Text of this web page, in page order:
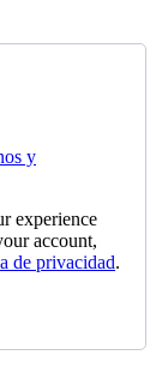
y
experience
account,
de privacidad.